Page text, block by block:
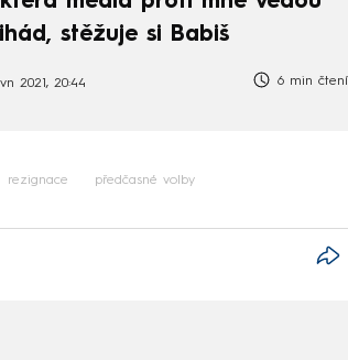
stěžuje si Babiš
2021, 20:44 6 min čtení
rezignace předčasné volby